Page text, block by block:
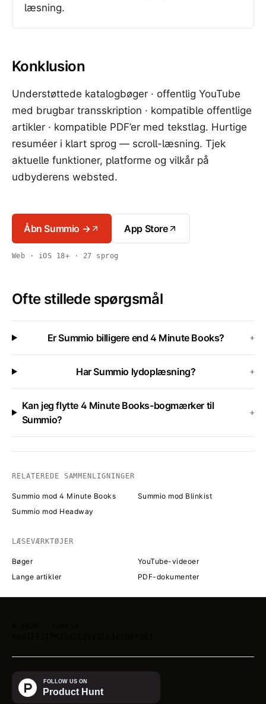
læsning.
Konklusion
Understøttede katalogbøger · offentlig YouTube
med brugbar transskription · kompatible offentlige
artikler · kompatible PDF’er med tekstlag. Hurtige
resuméer i klart sprog — scroll-læsning. Tjek
aktuelle funktioner, platforme og vilkår på
udbyderens websted.
Åbn Summio → App Store
Web · iOS 18+ · 27 sprog
Ofte stillede spørgsmål
Er Summio billigere end 4 Minute Books? +
Har Summio lydoplæsning? +
Kan jeg flytte 4 Minute Books-bogmærker til
Summio?
+
RELATEREDE SAMMENLIGNINGER
Summio mod 4 Minute Books
Summio mod Blinkist
Summio mod Headway
LÆSEVÆRKTØJER
Bøger
YouTube-videoer
Lange artikler
PDF-dokumenter